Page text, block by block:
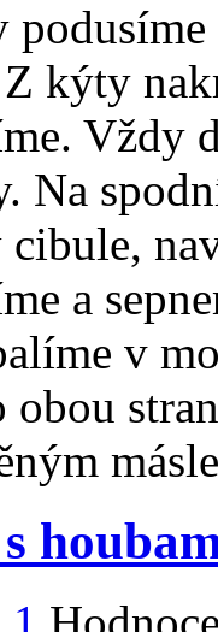
kýty
Vždy
Na
a
v
1